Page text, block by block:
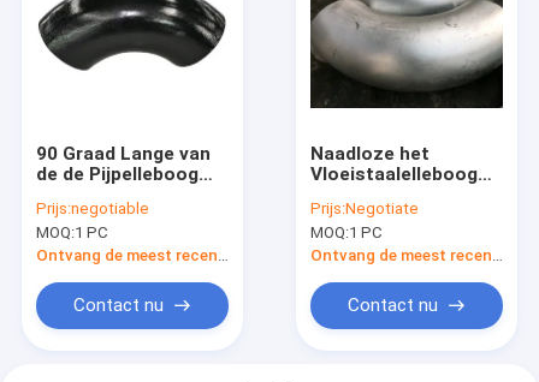
90 Graad Lange van
de de Pijpelleboog
StraalKoolstofstaal
Zwarte Schilderende
Ansi B16.9
Prijs:negotiable
MOQ:1 PC
Ontvang de meest recente Prijs
Contact nu
Naadloze het
Vloeistaalelleboog
Pg370 van het
uiteindelassen
Prijs:Negotiate
MOQ:1 PC
Ontvang de meest recente Prijs
Contact nu